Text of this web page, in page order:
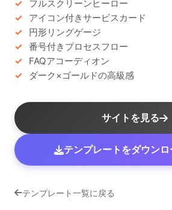
フルスクリーンヒーロー
アイコン付きサービスカード
円形リングゲージ
番号付きプロセスフロー
FAQアコーディオン
ダーク×ゴールドの高級感
サイトを見る
テンプレートをダウン
テンプレート一覧に戻る